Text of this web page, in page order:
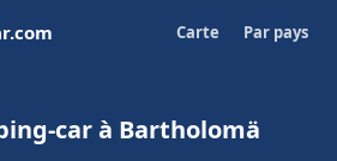
Carte Par pays
car à Bartholomä